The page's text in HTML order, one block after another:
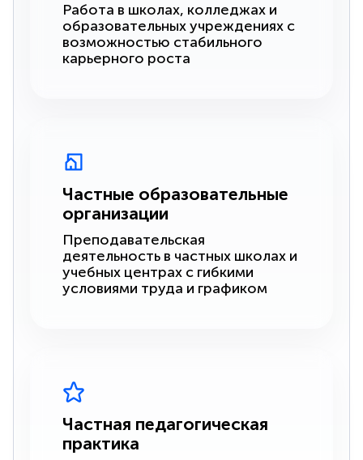
Работа в школах, колледжах и
образовательных учреждениях с
возможностью стабильного
карьерного роста
Частные образовательные
организации
Преподавательская
деятельность в частных школах и
учебных центрах с гибкими
условиями труда и графиком
Частная педагогическая
практика